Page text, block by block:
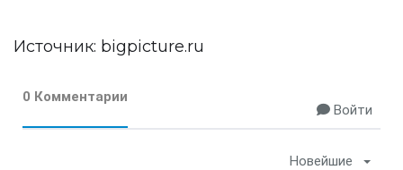
Источник: bigpicture.ru
0 Комментарии
Войти
Новейшие